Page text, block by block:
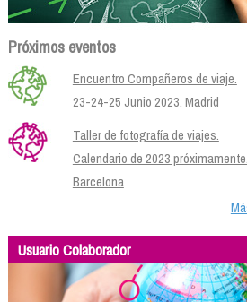
Próximos eventos
Encuentro Compañeros de viaje.
23-24-25 Junio 2023. Madrid
Taller de fotografía de viajes.
Calendario de 2023 próximamente.
Barcelona
Usuario Colaborador